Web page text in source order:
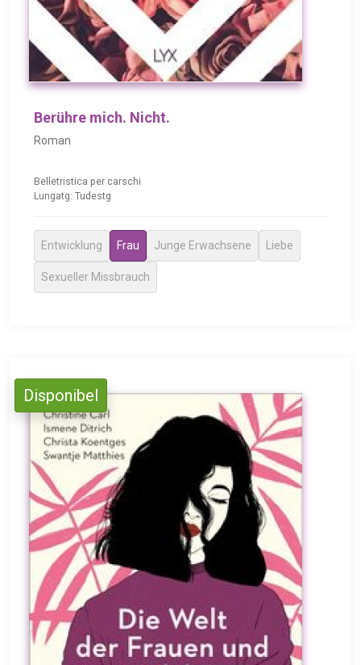
Berühre mich. Nicht.
Roman
Belletristica per carschi
Lungatg: Tudestg
Entwicklung Frau Junge Erwachsene Liebe
Sexueller Missbrauch
Disponibel